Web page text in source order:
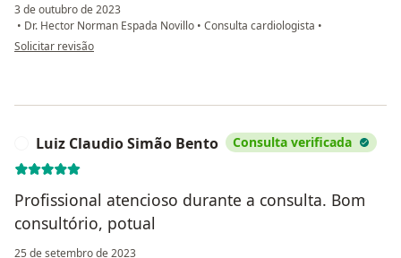
3 de outubro de 2023
• Dr. Hector Norman Espada Novillo • Consulta cardiologista •
na opinião do utilizador Eunice Mendonça Beluzi
Solicitar revisão
Luiz Claudio Simão Bento Consulta verificada
Profissional atencioso durante a consulta. Bom
consultório, potual
25 de setembro de 2023